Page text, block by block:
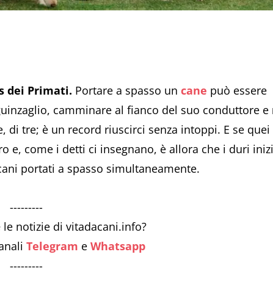
dei Primati. Portare a spasso un cane può essere
camminare al fianco del suo conduttore
tre; è un record riuscirci senza intoppi. E se quei
e, come i detti ci insegnano, è allora che i duri
portati a spasso simultaneamente.
---------
notizie di vitadacani.info?
Telegram e Whatsapp
---------